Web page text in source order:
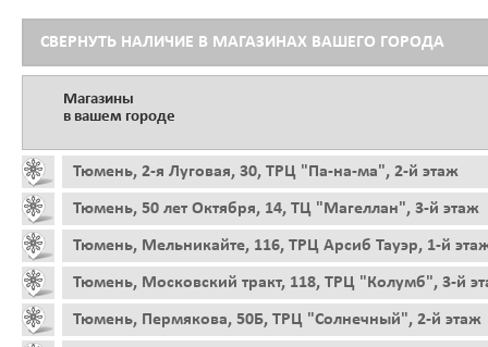
СВЕРНУТЬ НАЛИЧИЕ В МАГАЗИНАХ ВАШЕГО ГОРОДА
Магазины
в вашем городе
Тюмень, 2-я Луговая, 30, ТРЦ "Па-на-ма", 2-й этаж
Тюмень, 50 лет Октября, 14, ТЦ "Магеллан", 3-й этаж
Тюмень, Мельникайте, 116, ТРЦ Арсиб Тауэр, 1-й
Тюмень, Московский тракт, 118, ТРЦ "Колумб", 3-й
Тюмень, Пермякова, 50Б, ТРЦ "Солнечный", 2-й этаж